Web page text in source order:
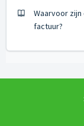
Waarvoor
factuur?